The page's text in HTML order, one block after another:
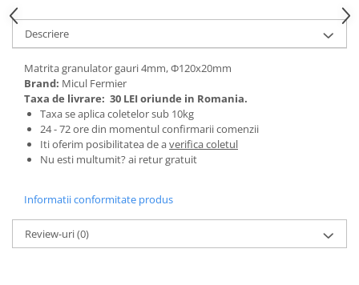
Tractoraș de tuns gazonul
Zootehnie
Incubatoare, oparitoare si
deplumatoare
Echipamente pentru animale
Aparate de tuns animale
Piese si accesorii aparate de tuns
animale
Tarcuri animale
Masini batut stalpi si accesorii
Roabe & accesorii
Descriere
Matrita granulator gauri 4mm, Φ120x20mm
Brand: Micul Fermier
Taxa de livrare: 30 LEI oriunde in Romania.
Taxa se aplica coletelor sub 10kg
24 - 72 ore din momentul confirmarii comenzii
Iti oferim posibilitatea de averifica coletul
Nu esti multumit? ai retur gratuit
Informatii conformitate produs
Review-uri(0)